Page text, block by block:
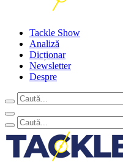
Tackle Show
Analiză
Dicționar
Newsletter
Despre